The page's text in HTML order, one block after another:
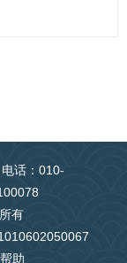
话：010-
有
助